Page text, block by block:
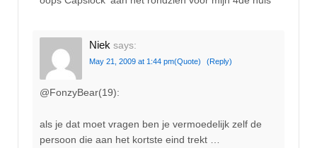
Niek says:
May 21, 2009 at 1:44 pm(Quote) (Reply)
@FonzyBear(19):
als je dat moet vragen ben je vermoedelijk zelf de
persoon die aan het kortste eind trekt …